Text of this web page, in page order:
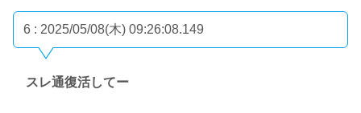
6 : 2025/05/08(木) 09:26:08.149
スレ通復活してー